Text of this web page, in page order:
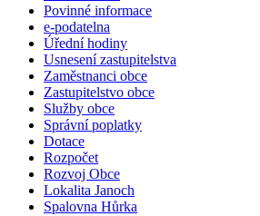
Povinné informace
e-podatelna
Úřední hodiny
Usnesení zastupitelstva
Zaměstnanci obce
Zastupitelstvo obce
Služby obce
Správní poplatky
Dotace
Rozpočet
Rozvoj Obce
Lokalita Janoch
Spalovna Hůrka